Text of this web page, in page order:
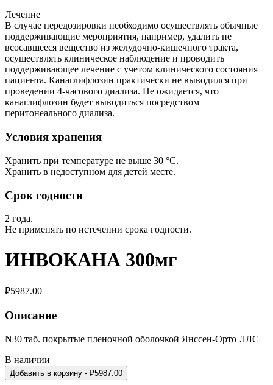
Лечение
В случае передозировки необходимо осуществлять обычные
поддерживающие мероприятия, например, удалить не
всосавшееся вещество из желудочно-кишечного тракта,
осуществлять клиническое наблюдение и проводить
поддерживающее лечение с учетом клинического состояния
пациента. Канаглифлозин практически не выводился при
проведении 4-часового диализа. Не ожидается, что
канаглифлозин будет выводиться посредством
перитонеального диализа.
Условия хранения
Хранить при температуре не выше 30 °С.
Хранить в недоступном для детей месте.
Срок годности
2 года.
Не применять по истечении срока годности.
ИНВОКАНА 300мг
₽5987.00
Описание
N30 таб. покрытые пленочной оболочкой Янссен-Орто ЛЛС
В наличии
Добавить в корзину - ₽5987.00